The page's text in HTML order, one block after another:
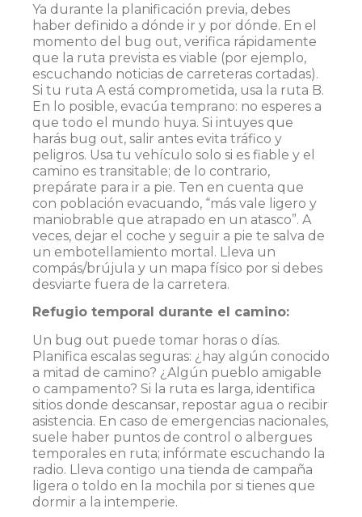
Ya durante la planificación previa, debes
haber definido a dónde ir y por dónde. En el
momento del bug out, verifica rápidamente
que la ruta prevista es viable (por ejemplo,
escuchando noticias de carreteras cortadas).
Si tu ruta A está comprometida, usa la ruta B.
En lo posible, evacúa temprano: no esperes a
que todo el mundo huya. Si intuyes que
harás bug out, salir antes evita tráfico y
peligros. Usa tu vehículo solo si es fiable y el
camino es transitable; de lo contrario,
prepárate para ir a pie. Ten en cuenta que
con población evacuando, “más vale ligero y
maniobrable que atrapado en un atasco”. A
veces, dejar el coche y seguir a pie te salva de
un embotellamiento mortal​. Lleva un
compás/brújula y un mapa físico por si debes
desviarte fuera de la carretera.
Refugio temporal durante el camino:
Un bug out puede tomar horas o días.
Planifica escalas seguras: ¿hay algún conocido
a mitad de camino? ¿Algún pueblo amigable
o campamento? Si la ruta es larga, identifica
sitios donde descansar, repostar agua o recibir
asistencia. En caso de emergencias nacionales,
suele haber puntos de control o albergues
temporales en ruta; infórmate escuchando la
radio. Lleva contigo una tienda de campaña
ligera o toldo en la mochila por si tienes que
dormir a la intemperie​.